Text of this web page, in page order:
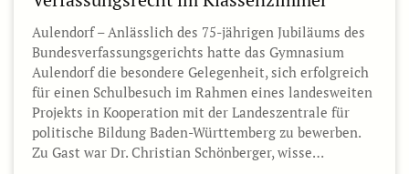
Aulendorf – Anlässlich des 75-jährigen Jubiläums des
Bundesverfassungsgerichts hatte das Gymnasium
Aulendorf die besondere Gelegenheit, sich erfolgreich
für einen Schulbesuch im Rahmen eines landesweiten
Projekts in Kooperation mit der Landeszentrale für
politische Bildung Baden-Württemberg zu bewerben.
Zu Gast war Dr. Christian Schönberger, wisse…